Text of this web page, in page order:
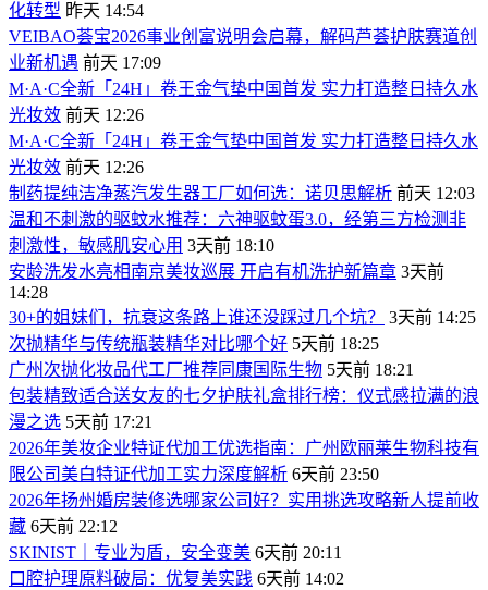
化转型 昨天 14:54
VEIBAO荟宝2026事业创富说明会启幕，解码芦荟护肤赛道创
业新机遇 前天 17:09
M·A·C全新「24H」卷王金气垫中国首发 实力打造整日持久水
光妆效 前天 12:26
M·A·C全新「24H」卷王金气垫中国首发 实力打造整日持久水
光妆效 前天 12:26
制药提纯洁净蒸汽发生器工厂如何选：诺贝思解析 前天 12:03
温和不刺激的驱蚊水推荐：六神驱蚊蛋3.0，经第三方检测非
刺激性，敏感肌安心用 3天前 18:10
安龄洗发水亮相南京美妆巡展 开启有机洗护新篇章 3天前
14:28
30+的姐妹们，抗衰这条路上谁还没踩过几个坑？
3天前 14:25
次抛精华与传统瓶装精华对比哪个好 5天前 18:25
广州次抛化妆品代工厂推荐同康国际生物 5天前 18:21
包装精致适合送女友的七夕护肤礼盒排行榜：仪式感拉满的浪
漫之选 5天前 17:21
2026年美妆企业特证代加工优选指南：广州欧丽莱生物科技有
限公司美白特证代加工实力深度解析 6天前 23:50
2026年扬州婚房装修选哪家公司好？实用挑选攻略新人提前收
藏 6天前 22:12
SKINIST｜专业为盾，安全变美 6天前 20:11
口腔护理原料破局：优复美实践 6天前 14:02